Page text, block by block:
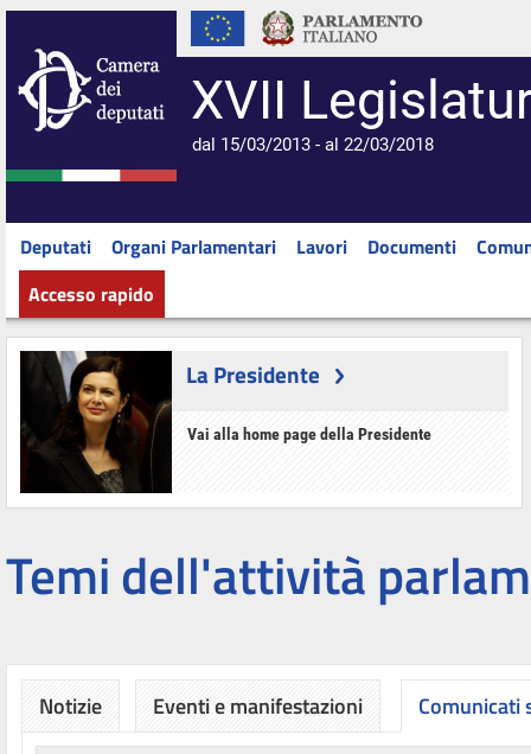
XVII
dal 15/03/2013 - al 22/03/2018
Deputati Organi Parlamentari Lavori Documenti
Accesso rapido
La Presidente
Vai alla home page della Presidente
Temi dell'attività
Notizie Eventi e manifestazioni Comunicati